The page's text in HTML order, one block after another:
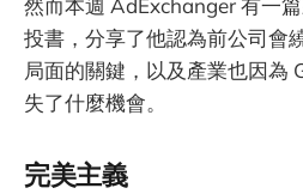
然而本週 AdExchanger 有一
投書，分享了他認為前公司會
局面的關鍵，以及產業也因為
失了什麼機會。
完美主義